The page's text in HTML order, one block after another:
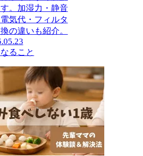
。加湿力・静音
気代・フィルタ
の違いも紹介。
ること